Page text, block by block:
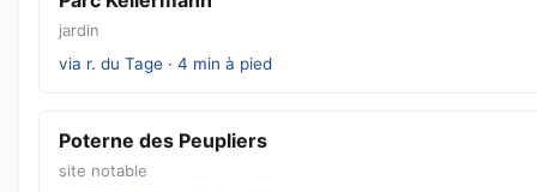
jardin
via r. du Tage · 4 min à pied
Poterne des Peupliers
site notable